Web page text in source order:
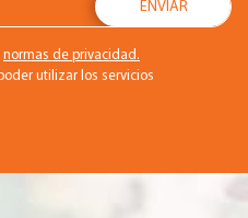
normas de privacidad.
utilizar los servicios